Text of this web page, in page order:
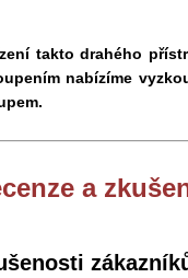
takto drahého
nabízíme
a